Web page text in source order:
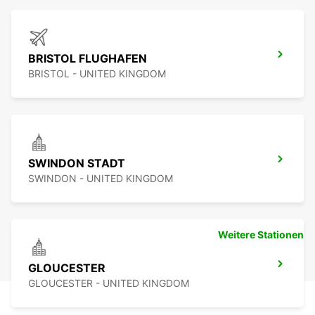
BRISTOL FLUGHAFEN
BRISTOL - UNITED KINGDOM
SWINDON STADT
SWINDON - UNITED KINGDOM
GLOUCESTER
GLOUCESTER - UNITED KINGDOM
Weitere Stationen